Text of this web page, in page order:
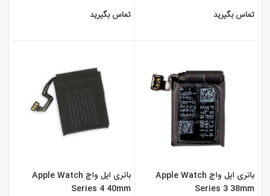
تماس بگیرید
تماس بگیرید
باتری اپل واچ Apple Watch
Series 3 38mm
باتری اپل واچ Apple Watch
Series 4 40mm